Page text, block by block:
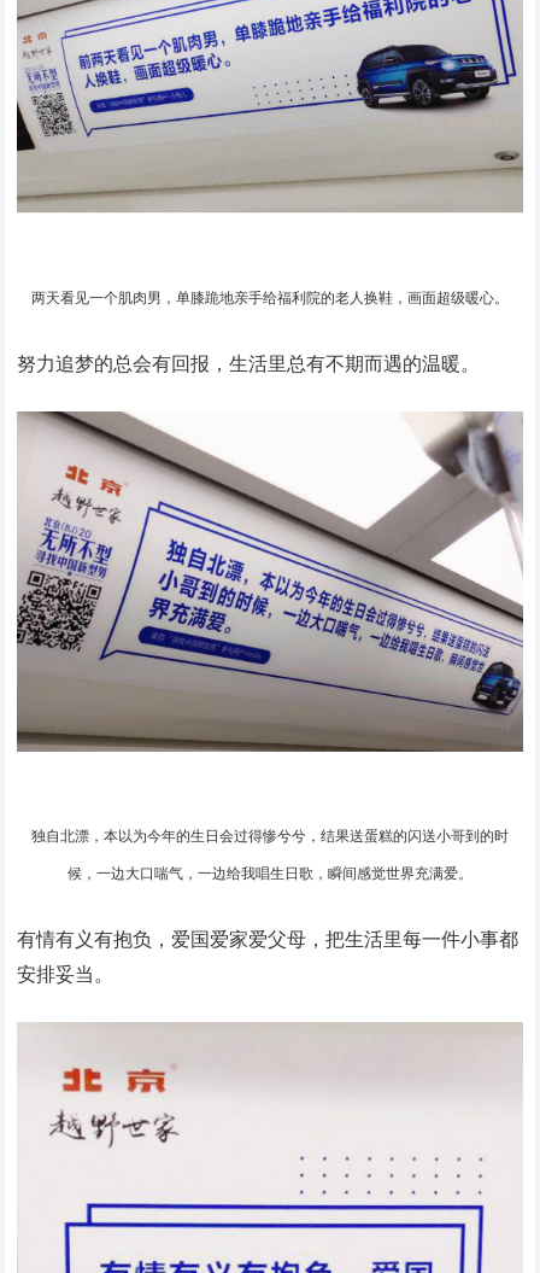
两天看见一个肌肉男，单膝跪地亲手给福利院的老人换鞋，画面超级暖心。
努力追梦的总会有回报，生活里总有不期而遇的温暖。
独自北漂，本以为今年的生日会过得惨兮兮，结果送蛋糕的闪送小哥到的时
候，一边大口喘气，一边给我唱生日歌，瞬间感觉世界充满爱。
有情有义有抱负，爱国爱家爱父母，把生活里每一件小事都
安排妥当。